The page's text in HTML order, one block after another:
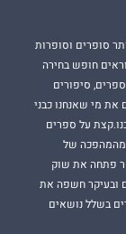
סופרים וסופרות
חופש בחירה
סיפורים
את מי שאנחנו כבני
על ספרים
מהמהפכה של
פתחה את שוק
ובעיקר חשפה את
בשלל נושאים